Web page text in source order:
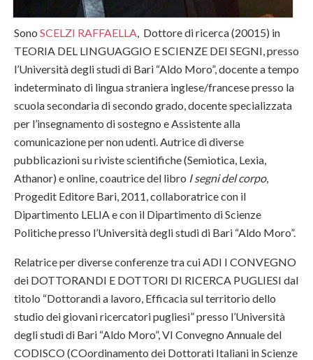
Sono SCELZI RAFFAELLA , Dottore di ricerca (20015) in
TEORIA DEL LINGUAGGIO E SCIENZE DEI SEGNI, presso
l’Università degli studi di Bari “Aldo Moro”, docente a tempo
indeterminato di lingua straniera inglese/francese presso la
scuola secondaria di secondo grado, docente specializzata
per l’insegnamento di sostegno e Assistente alla
comunicazione per non udenti. Autrice di diverse
pubblicazioni su riviste scientifiche (Semiotica, Lexia,
Athanor) e online, coautrice del libro I segni del corpo,
Progedit Editore Bari, 2011, collaboratrice con il
Dipartimento LELIA e con il Dipartimento di Scienze
Politiche presso l’Università degli studi di Bari “Aldo Moro”.
Relatrice per diverse conferenze tra cui ADI I CONVEGNO
dei DOTTORANDI E DOTTORI DI RICERCA PUGLIESI dal
titolo “Dottorandi a lavoro, Efficacia sul territorio dello
studio dei giovani ricercatori pugliesi” presso l’Università
degli studi di Bari “Aldo Moro”, VI Convegno Annuale del
CODISCO (COordinamento dei Dottorati Italiani in Scienze